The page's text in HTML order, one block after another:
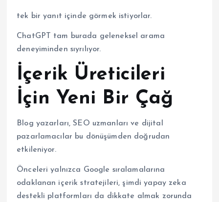
tek bir yanıt içinde görmek istiyorlar.
ChatGPT tam burada geleneksel arama
deneyiminden sıyrılıyor.
İçerik Üreticileri
İçin Yeni Bir Çağ
Blog yazarları, SEO uzmanları ve dijital
pazarlamacılar bu dönüşümden doğrudan
etkileniyor.
Önceleri yalnızca Google sıralamalarına
odaklanan içerik stratejileri, şimdi yapay zeka
destekli platformları da dikkate almak zorunda